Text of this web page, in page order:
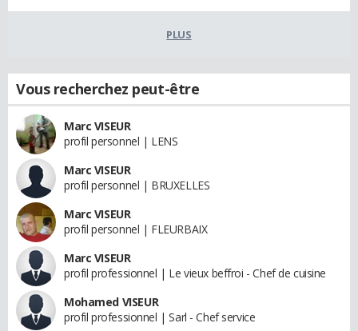
PLUS
Vous recherchez peut-être
Marc VISEUR
profil personnel | LENS
Marc VISEUR
profil personnel | BRUXELLES
Marc VISEUR
profil personnel | FLEURBAIX
Marc VISEUR
profil professionnel | Le vieux beffroi - Chef de cuisine
Mohamed VISEUR
profil professionnel | Sarl - Chef service